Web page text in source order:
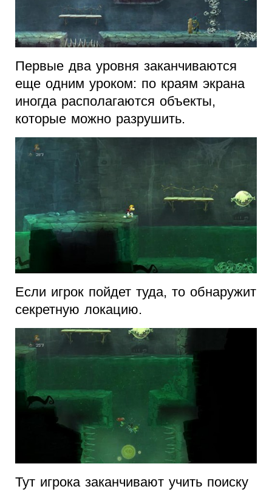
Первые два уровня заканчиваются
еще одним уроком: по краям экрана
иногда располагаются объекты,
которые можно разрушить.
Если игрок пойдет туда, то обнаружит
секретную локацию.
Тут игрока заканчивают учить поиску